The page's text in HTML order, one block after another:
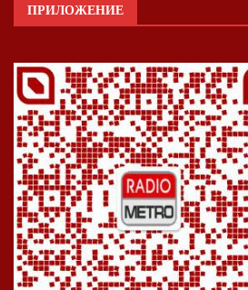
ПРИЛОЖЕНИЕ